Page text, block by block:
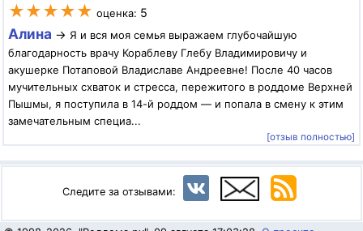
★★★★★ оценка: 5
Алина → Я и вся моя семья выражаем глубочайшую
благодарность врачу Кораблеву Глебу Владимировичу и
акушерке Потаповой Владиславе Андреевне! После 40 часов
мучительных схваток и стресса, пережитого в роддоме Верхней
Пышмы, я поступила в 14-й роддом — и попала в смену к этим
замечательным специа...
[отзыв полностью]
Следите за отзывами: